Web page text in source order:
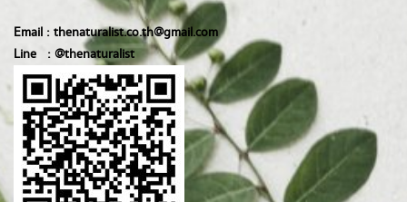
Email : thenaturalist.co.th@gmail.com
Line : @thenaturalist